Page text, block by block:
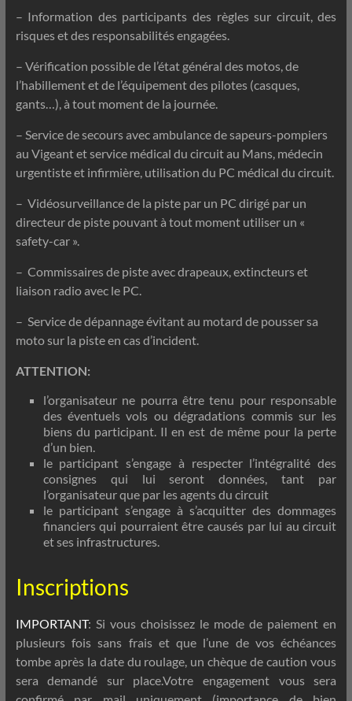
– Information des participants des règles sur circuit, des
risques et des responsabilités engagées.
– Vérification possible de l’état général des motos, de
l’habillement et de l’équipement des pilotes (casques,
gants…), à tout moment de la journée.
– Service de secours avec ambulance de sapeurs-pompiers
au Vigeant et service médical du circuit au Mans, médecin
urgentiste et infirmière, utilisation du PC médical du circuit.
– Vidéosurveillance de la piste par un PC dirigé par un
directeur de piste pouvant à tout moment utiliser un «
safety-car ».
– Commissaires de piste avec drapeaux, extincteurs et
liaison radio avec le PC.
– Service de dépannage évitant au motard de pousser sa
moto sur la piste en cas d’incident.
ATTENTION:
l’organisateur ne pourra être tenu pour responsable
des éventuels vols ou dégradations commis sur les
biens du participant. Il en est de même pour la perte
d’un bien.
le participant s’engage à respecter l’intégralité des
consignes qui lui seront données, tant par
l’organisateur que par les agents du circuit
le participant s’engage à s’acquitter des dommages
financiers qui pourraient être causés par lui au circuit
et ses infrastructures.
Inscriptions
IMPORTANT: Si vous choisissez le mode de paiement en
plusieurs fois sans frais et que l’une de vos échéances
tombe après la date du roulage, un chèque de caution vous
sera demandé sur place.Votre engagement vous sera